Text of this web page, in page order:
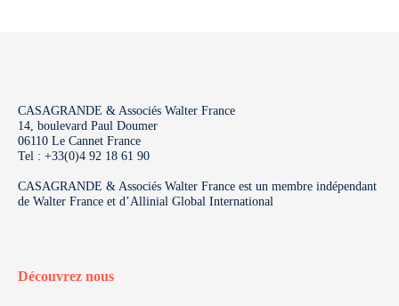
CASAGRANDE & Associés Walter France
14, boulevard Paul Doumer
06110 Le Cannet France
Tel : +33(0)4 92 18 61 90
CASAGRANDE & Associés Walter France est un membre indépendant
de Walter France et d’Allinial Global International
Découvrez nous